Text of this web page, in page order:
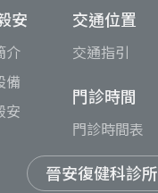
安
介
備
安
交通位置
交通指引
門診時間
門診時間表
晉安復健科診所